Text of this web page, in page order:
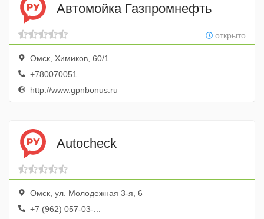
Автомойка Газпромнефть
открыто
Омск, Химиков, 60/1
+780070051...
http://www.gpnbonus.ru
Autocheck
Омск, ул. Молодежная 3-я, 6
+7 (962) 057-03-...